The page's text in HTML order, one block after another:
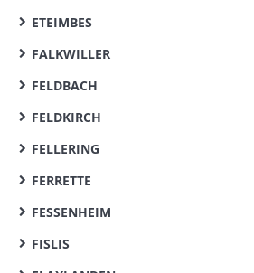
ETEIMBES
FALKWILLER
FELDBACH
FELDKIRCH
FELLERING
FERRETTE
FESSENHEIM
FISLIS